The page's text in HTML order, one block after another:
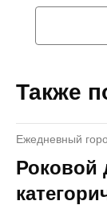
Также
Ежедневный
Роковой